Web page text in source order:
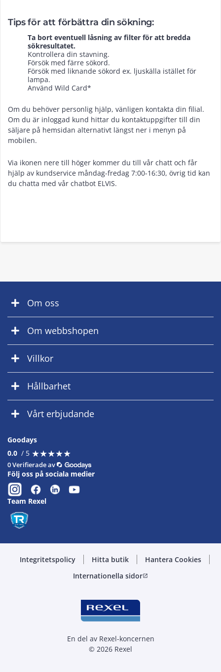
Tips för att förbättra din sökning:
Ta bort eventuell låsning av filter för att bredda
sökresultatet.
Kontrollera din stavning.
Försök med färre sökord.
Försök med liknande sökord ex. ljuskälla istället för
lampa.
Använd Wild Card*
Om du behöver personlig hjälp, vänligen kontakta din filial.
Om du är inloggad kund hittar du kontaktuppgifter till din
säljare på hemsidan alternativt längst ner i menyn på
mobilen.
Via ikonen nere till höger kommer du till vår chatt och får
hjälp av kundservice måndag-fredag 7:00-16:30, övrig tid kan
du chatta med vår chatbot ELVIS.
Om oss
Om webbshopen
Villkor
Hållbarhet
Vårt erbjudande
Goodays
0.0 / 5 ★★★★★
★★★★★
0 Verifierade av
Följ oss på sociala medier
Team Rexel
Integritetspolicy Hitta butik
Hantera Cookies
Internationella sidoropen_in_new
En del av Rexel-koncernen
© 2026 Rexel